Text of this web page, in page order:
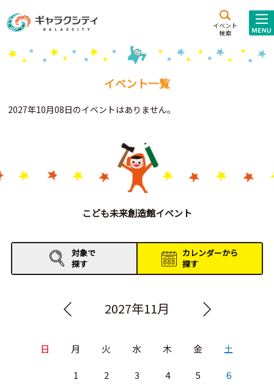
イベント
検索
施設案内
こども
西新井
施設･
Gがくえん
お知らせ
イベントレポート
イベント一覧
2027年10月08日のイベントはありません。
こども未来創造館イベント
対象で
探す
カレンダーから
探す
2027年11月
日 月 火 水 木 金 土
1 2 3 4 5 6